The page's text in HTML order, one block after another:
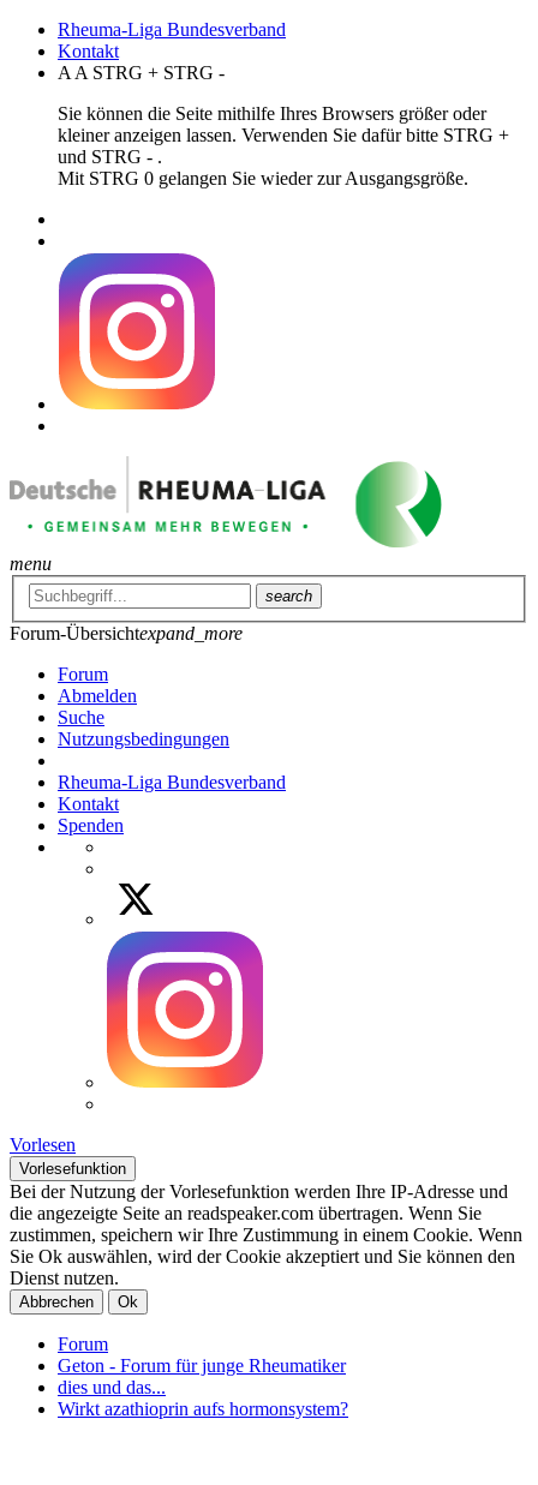
Rheuma-Liga Bundesverband
Kontakt
A A STRG + STRG -
Sie können die Seite mithilfe Ihres Browsers größer oder
kleiner anzeigen lassen. Verwenden Sie dafür bitte STRG +
und STRG - .
Mit STRG 0 gelangen Sie wieder zur Ausgangsgröße.
menu
search
Forum-Übersichtexpand_more
Forum
Abmelden
Suche
Nutzungsbedingungen
Rheuma-Liga Bundesverband
Kontakt
Spenden
Vorlesen
Vorlesefunktion
Bei der Nutzung der Vorlesefunktion werden Ihre IP-Adresse und
die angezeigte Seite an readspeaker.com übertragen. Wenn Sie
zustimmen, speichern wir Ihre Zustimmung in einem Cookie. Wenn
Sie Ok auswählen, wird der Cookie akzeptiert und Sie können den
Dienst nutzen.
Abbrechen Ok
Forum
Geton - Forum für junge Rheumatiker
dies und das...
Wirkt azathioprin aufs hormonsystem?